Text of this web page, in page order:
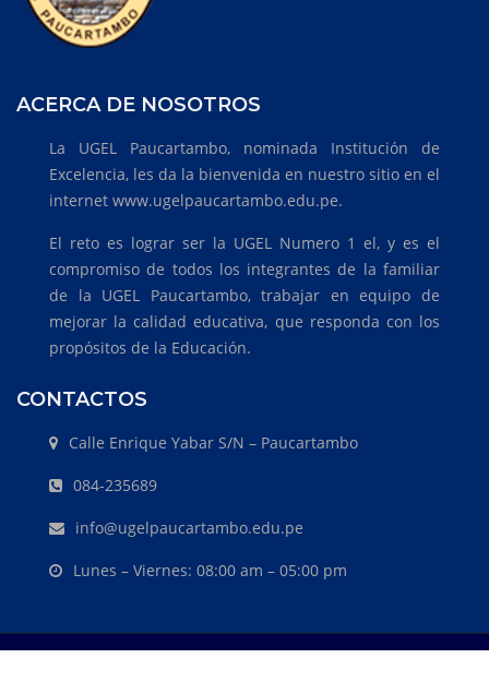
ACERCA DE NOSOTROS
La UGEL Paucartambo, nominada Institución de
Excelencia, les da la bienvenida en nuestro sitio en el
internet www.ugelpaucartambo.edu.pe.
El reto es lograr ser la UGEL Numero 1 el, y es el
compromiso de todos los integrantes de la familiar
de la UGEL Paucartambo, trabajar en equipo de
mejorar la calidad educativa, que responda con los
propósitos de la Educación.
CONTACTOS
Calle Enrique Yabar S/N – Paucartambo
084-235689
info@ugelpaucartambo.edu.pe
Lunes – Viernes: 08:00 am – 05:00 pm